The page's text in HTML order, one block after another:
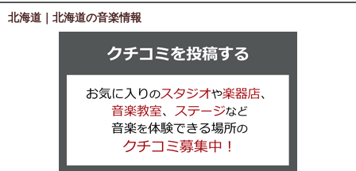
北海道｜北海道の音楽情報